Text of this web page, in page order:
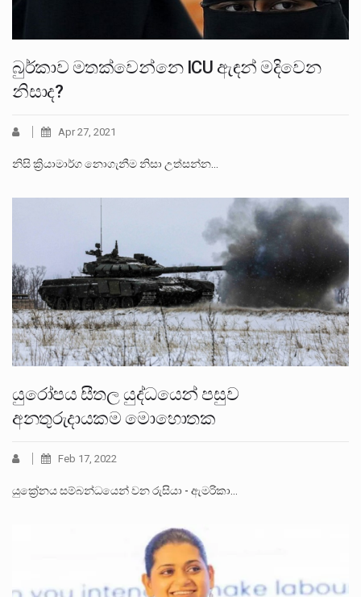
බුර්කාව මතක්වෙන්නෙ ICU ඇඳන් මදිවෙන
නිසාද?
Apr 27, 2021
නිසි ක්‍රියාමාර්ග නොගැනීම නිසා උත්සන්න…
යුරෝපය සීතල යුද්ධයෙන් පසුව
අනතුරුදායකම මොහොතක
Feb 17, 2022
යුක්‍රේනය සම්බන්ධයෙන් වන රුසියා - ඇමරිකා…